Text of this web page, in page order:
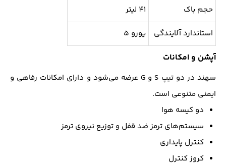
41 لیتر حجم باک
یورو 5 استاندارد آلایندگی
آپشن و امکانات
سهند در دو تیپ S و G عرضه می‌شود و دارای امکانات رفاهی و
ایمنی متنوعی است.
دو کیسه هوا
سیستم‌های ترمز ضد قفل و توزیع نیروی ترمز
کنترل پایداری
کروز کنترل